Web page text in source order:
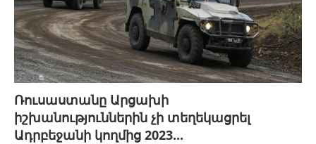
Ռուսաստանը Արցախի
իշխանություններին չի տեղեկացրել
Ադրբեջանի կողմից 2023...